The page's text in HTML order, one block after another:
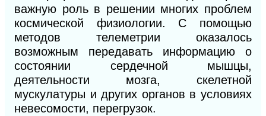
важную роль в решении многих проблем
космической физиологии. С помощью
методов телеметрии оказалось
возможным передавать информацию о
состоянии сердечной мышцы,
деятельности мозга, скелетной
мускулатуры и других органов в условиях
невесомости, перегрузок.